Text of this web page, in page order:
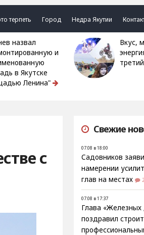
терпеть Город Недра Якутии
и
в Якутске
Ленина"
Вкус, музыка и
с
Свежие
07.08 в 18:00
Садовников
намерении
глав на местах
07.08 в 17:37
Глава «Железных
поздравил